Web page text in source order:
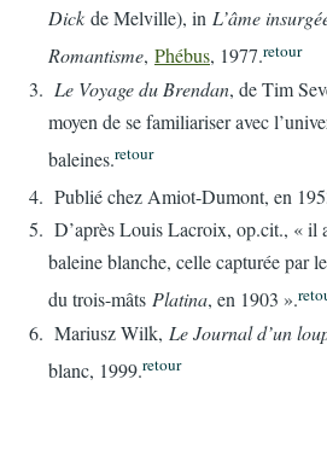
Dick de Melville), in L’âme
Romantisme, Phébus, 1977.retour
Le Voyage du Brendan, de Tim
moyen de se familiariser avec
baleines.retour
Publié chez Amiot-Dumont, en
D’après Louis Lacroix, op.cit., « il
baleine blanche, celle capturée par
du trois-mâts Platina, en 1903 ».
Mariusz Wilk, Le Journal d’un
blanc, 1999.retour